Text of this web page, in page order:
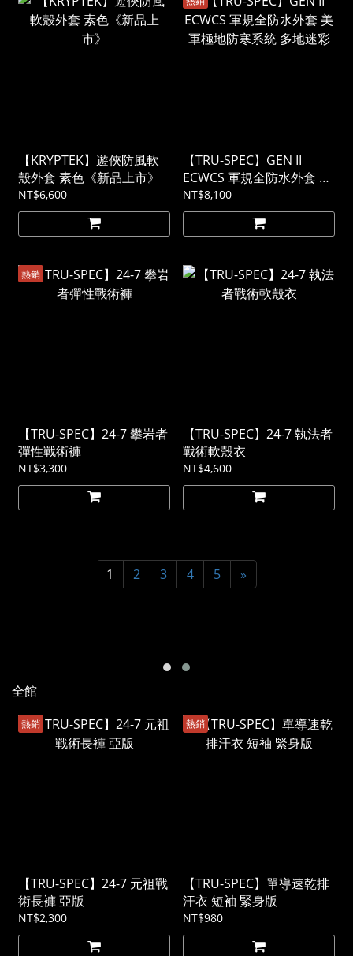
【KRYPTEK】遊俠防風軟
殼外套 素色《新品上市》
NT$6,600
【TRU-SPEC】GEN II
ECWCS 軍規全防水外套 美
軍極地防寒系統 多地迷彩
NT$8,100
熱銷
【TRU-SPEC】24-7 攀岩者
彈性戰術褲
NT$3,300
【TRU-SPEC】24-7 執法者
戰術軟殼衣
NT$4,600
1 2 3 4 5 »
全館
熱銷
【TRU-SPEC】24-7 元祖戰
術長褲 亞版
NT$2,300
熱銷
【TRU-SPEC】單導速乾排
汗衣 短袖 緊身版
NT$980